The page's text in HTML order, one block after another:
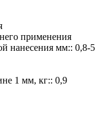
применения
нанесения мм:: 0,8-5
1 мм, кг:: 0,9